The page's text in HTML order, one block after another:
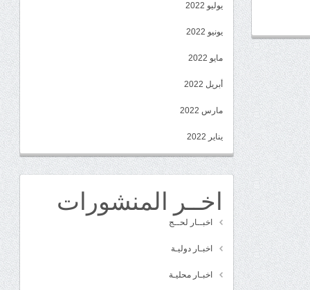
يوليو 2022
يونيو 2022
مايو 2022
أبريل 2022
مارس 2022
يناير 2022
اخــر المنشورات
اخبــار لحــج
اخبـار دوليـة
اخبـار محليـة